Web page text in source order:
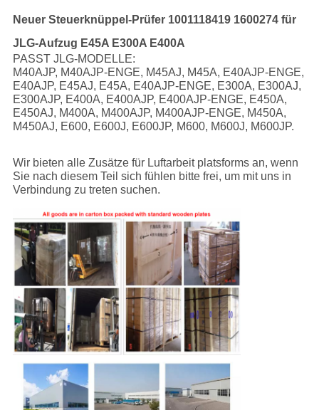
Neuer Steuerknüppel-Prüfer 1001118419 1600274 für
JLG-Aufzug E45A E300A E400A
PASST JLG-MODELLE:
M40AJP, M40AJP-ENGE, M45AJ, M45A, E40AJP-ENGE,
E40AJP, E45AJ, E45A, E40AJP-ENGE, E300A, E300AJ,
E300AJP, E400A, E400AJP, E400AJP-ENGE, E450A,
E450AJ, M400A, M400AJP, M400AJP-ENGE, M450A,
M450AJ, E600, E600J, E600JP, M600, M600J, M600JP.
Wir bieten alle Zusätze für Luftarbeit platsforms an, wenn
Sie nach diesem Teil sich fühlen bitte frei, um mit uns in
Verbindung zu treten suchen.